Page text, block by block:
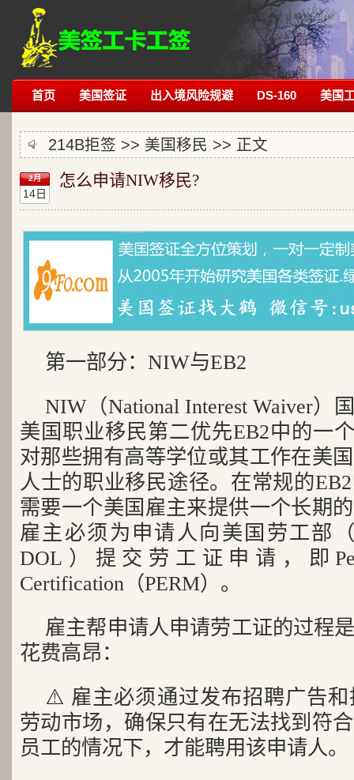
首页 美国签证 出入境风险规避 DS-160 美国
214B拒签 >> 美国移民 >> 正文
2月
14日
怎么申请NIW移民?
第一部分：NIW与EB2
NIW（National Interest Waiver）
美国职业移民第二优先EB2中的一
对那些拥有高等学位或其工作在美
人士的职业移民途径。在常规的
需要一个美国雇主来提供一个长期
雇主必须为申请人向美国劳工部（
DOL）提交劳工证申请，即
Certification（PERM）。
雇主帮申请人申请劳工证的过程
花费高昂：
⚠️ 雇主必须通过发布招聘广告
劳动市场，确保只有在无法找到符
员工的情况下，才能聘用该申请人。